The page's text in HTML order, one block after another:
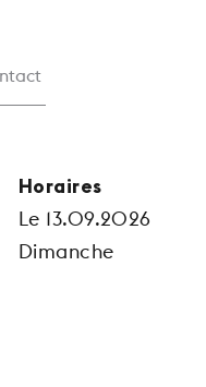
Horaires
Le 13.09.2026
Dimanche